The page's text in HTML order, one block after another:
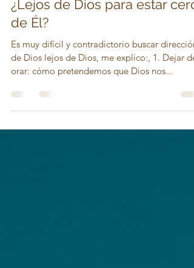
Desde el corazón del Pastor
¿Lejos de Dios para estar
de Él?
Es muy difícil y contradictorio buscar dirección
orar: cómo pretendemos que Dios nos...